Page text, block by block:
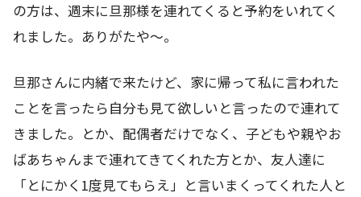
の方は、週末に旦那様を連れてくると予約をいれてく
れました。ありがたや～。
旦那さんに内緒で来たけど、家に帰って私に言われた
ことを言ったら自分も見て欲しいと言ったので連れて
きました。とか、配偶者だけでなく、子どもや親やお
ばあちゃんまで連れてきてくれた方とか、友人達に
「とにかく1度見てもらえ」と言いまくってくれた人と